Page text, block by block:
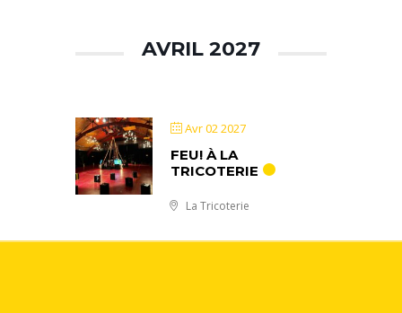
AVRIL 2027
Avr 02 2027
FEU! À LA
TRICOTERIE
La Tricoterie